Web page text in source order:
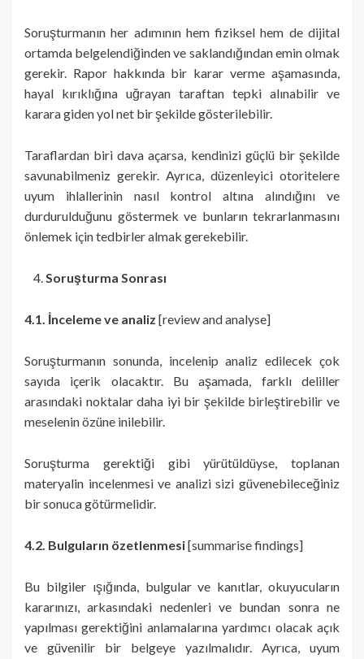
Soruşturmanın her adımının hem fiziksel hem de dijital
ortamda belgelendiğinden ve saklandığından emin olmak
gerekir. Rapor hakkında bir karar verme aşamasında,
hayal kırıklığına uğrayan taraftan tepki alınabilir ve
karara giden yol net bir şekilde gösterilebilir.
Taraflardan biri dava açarsa, kendinizi güçlü bir şekilde
savunabilmeniz gerekir. Ayrıca, düzenleyici otoritelere
uyum ihlallerinin nasıl kontrol altına alındığını ve
durdurulduğunu göstermek ve bunların tekrarlanmasını
önlemek için tedbirler almak gerekebilir.
Soruşturma Sonrası
4.1. İnceleme ve analiz [review and analyse]
Soruşturmanın sonunda, incelenip analiz edilecek çok
sayıda içerik olacaktır. Bu aşamada, farklı deliller
arasındaki noktalar daha iyi bir şekilde birleştirebilir ve
meselenin özüne inilebilir.
Soruşturma gerektiği gibi yürütüldüyse, toplanan
materyalin incelenmesi ve analizi sizi güvenebileceğiniz
bir sonuca götürmelidir.
4.2. Bulguların özetlenmesi[summarise findings]
Bu bilgiler ışığında, bulgular ve kanıtlar, okuyucuların
kararınızı, arkasındaki nedenleri ve bundan sonra ne
yapılması gerektiğini anlamalarına yardımcı olacak açık
ve güvenilir bir belgeye yazılmalıdır. Ayrıca, uyum